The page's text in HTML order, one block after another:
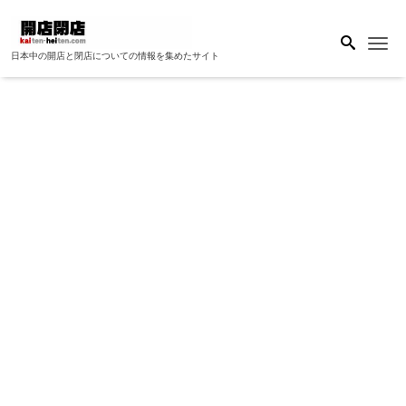
日本中の開店と閉店についての情報を集めたサイト